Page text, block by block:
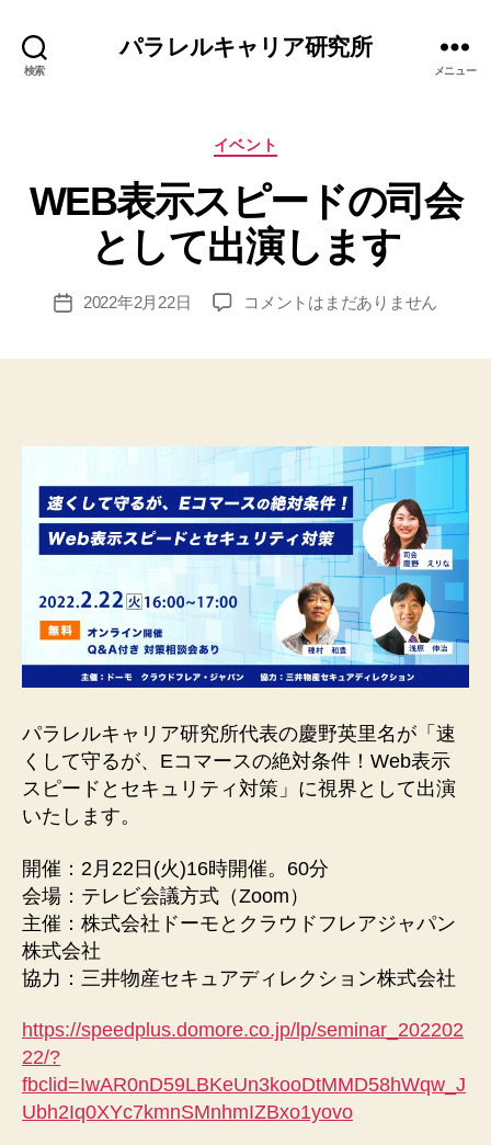
検索
パラレルキャリア研究所
メニュー
カ
ゴ
リ
ー
イベント
WEB表示スピードの司会
として出演します
稿
成
者
エ
ナ
投
2022年2月22日
WEB
ド
の
司
会
と
し
て
出
し
ま
へ
の
コメントはまだありません
パラレルキャリア研究所代表の慶野英里名が「速
くして守るが、Eコマースの絶対条件！Web表示
スピードとセキュリティ対策」に視界として出演
いたします。
開催：2月22日(火)16時開催。60分
会場：テレビ会議方式（Zoom）
主催：株式会社ドーモとクラウドフレアジャパン
株式会社
協力：三井物産セキュアディレクション株式会社
https://speedplus.domore.co.jp/lp/seminar_202202
22/?
fbclid=IwAR0nD59LBKeUn3kooDtMMD58hWqw_J
Ubh2Iq0XYc7kmnSMnhmIZBxo1yovo